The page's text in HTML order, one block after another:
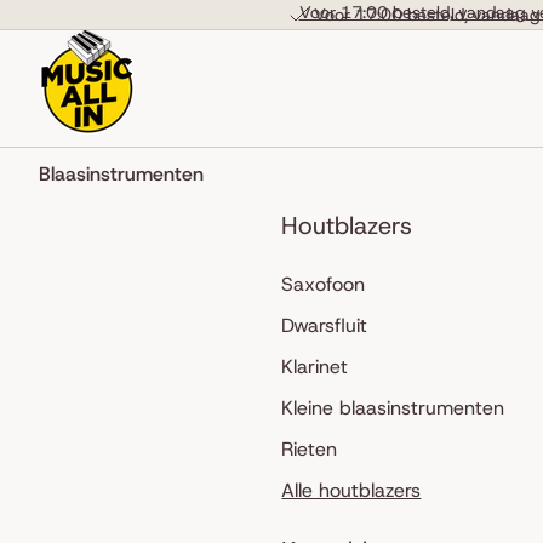
Voor 17:00 besteld,
Voor 17:00 besteld, vandaag
Blaasinstrumenten
Houtblazers
Saxofoon
Dwarsfluit
Klarinet
Kleine blaasinstrumenten
Rieten
Alle houtblazers